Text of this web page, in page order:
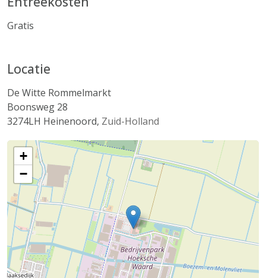
Gratis
Locatie
De Witte Rommelmarkt
Boonsweg 28
3274LH Heinenoord, Zuid-Holland
+
−